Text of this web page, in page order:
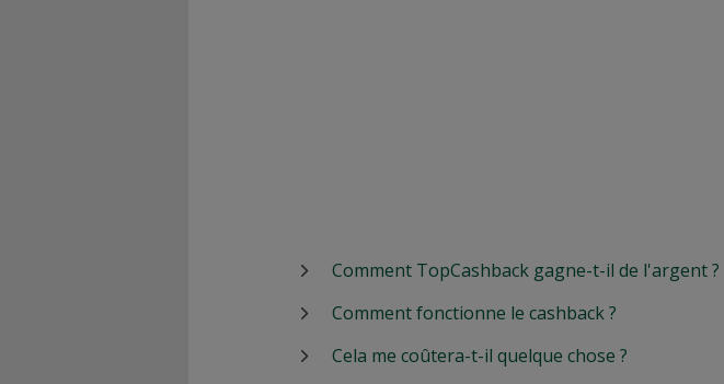
Comment TopCashback gagne-t-il de l'argent ?
Comment fonctionne le cashback ?
Cela me coûtera-t-il quelque chose ?